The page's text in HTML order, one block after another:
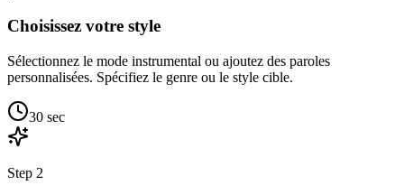
Choisissez votre style
Sélectionnez le mode instrumental ou ajoutez des paroles
personnalisées. Spécifiez le genre ou le style cible.
30 sec
Step 2